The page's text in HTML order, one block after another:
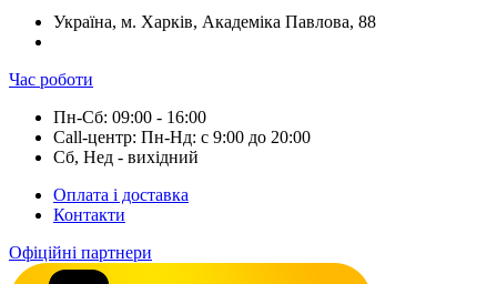
Україна, м. Харків, Академіка Павлова, 88
Час роботи
Пн-Сб: 09:00 - 16:00
Call-центр: Пн-Нд: с 9:00 до 20:00
Сб, Нед - вихідний
Оплата і доставка
Контакти
Офіційні партнери